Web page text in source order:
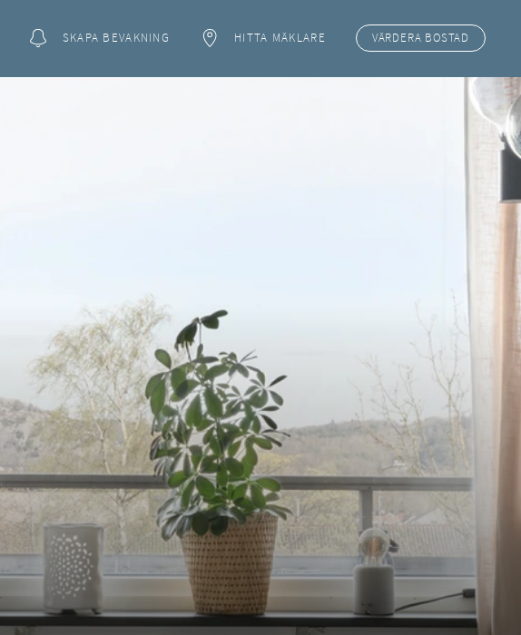
SKAPA BEVAKNING HITTA MÄKLARE VÄRDERA BOSTAD